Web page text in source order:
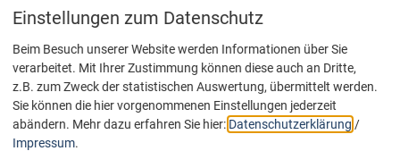
Einstellungen zum Datenschutz
Beim Besuch unserer Website werden Informationen über Sie
verarbeitet. Mit Ihrer Zustimmung können diese auch an Dritte,
z.B. zum Zweck der statistischen Auswertung, übermittelt werden.
Sie können die hier vorgenommenen Einstellungen jederzeit
abändern. Mehr dazu erfahren Sie hier: Datenschutzerklärung /
Impressum.